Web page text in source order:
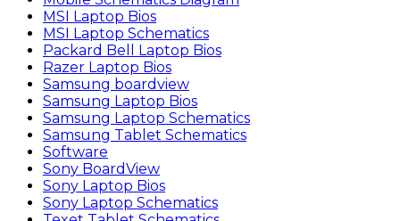
MSI Laptop Bios
MSI Laptop Schematics
Packard Bell Laptop Bios
Razer Laptop Bios
Samsung boardview
Samsung Laptop Bios
Samsung Laptop Schematics
Samsung Tablet Schematics
Software
Sony BoardView
Sony Laptop Bios
Sony Laptop Schematics